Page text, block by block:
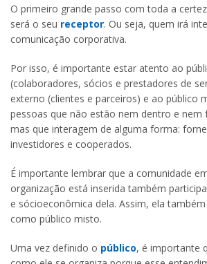
O primeiro grande passo com toda a
será o seu receptor. Ou seja, quem irá
comunicação corporativa.
Por isso, é importante estar atento ao
(colaboradores, sócios e prestadores de
externo (clientes e parceiros) e ao público
pessoas que não estão nem dentro e nem
mas que interagem de alguma forma:
investidores e cooperados.
É importante lembrar que a comunidade
organização está inserida também
e sócioeconômica dela. Assim, ela
como público misto.
Uma vez definido o público, é importante